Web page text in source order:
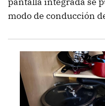
modo de conducción